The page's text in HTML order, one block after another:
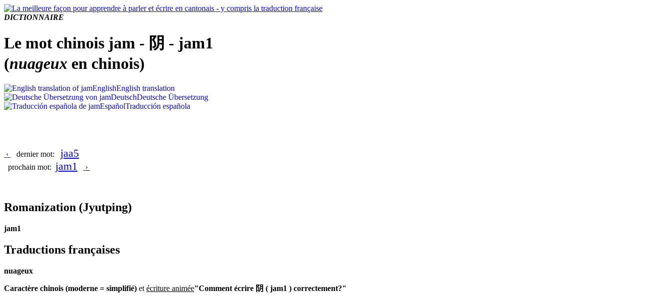
DICTIONNAIRE
Le mot chinois jam - 阴 - jam1
(nuageux en chinois)
EnglishEnglish translation
DeutschDeutsche Übersetzung
EspañolTraducción española
‹ dernier mot: jaa5
prochain mot: jam1 ›
Romanization (Jyutping)
jam1
Traductions françaises
nuageux
Caractère chinois (moderne = simplifié) et écriture animée"Comment écrire 阴 ( jam1 ) correctement?"